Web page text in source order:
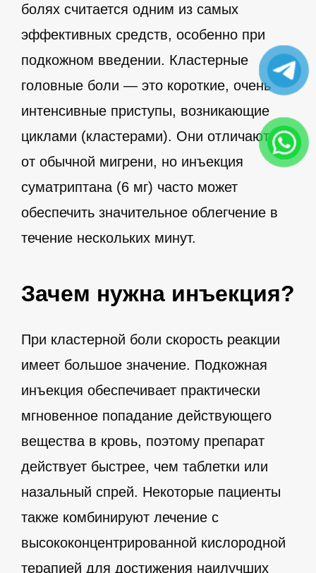
болях считается одним из самых
эффективных средств, особенно при
подкожном введении. Кластерные
головные боли — это короткие, очень
интенсивные приступы, возникающие
циклами (кластерами). Они отличаются
от обычной мигрени, но инъекция
суматриптана (6 мг) часто может
обеспечить значительное облегчение в
течение нескольких минут.
Зачем нужна инъекция?
При кластерной боли скорость реакции
имеет большое значение. Подкожная
инъекция обеспечивает практически
мгновенное попадание действующего
вещества в кровь, поэтому препарат
действует быстрее, чем таблетки или
назальный спрей. Некоторые пациенты
также комбинируют лечение с
высококонцентрированной кислородной
терапией для достижения наилучших